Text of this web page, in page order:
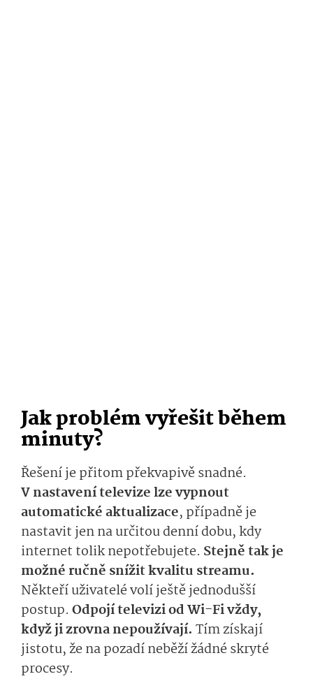
Jak problém vyřešit během
minuty?
Řešení je přitom překvapivě snadné.
V nastavení televize lze vypnout
automatické aktualizace, případně je
nastavit jen na určitou denní dobu, kdy
internet tolik nepotřebujete. Stejně tak je
možné ručně snížit kvalitu streamu.
Někteří uživatelé volí ještě jednodušší
postup. Odpojí televizi od Wi-Fi vždy,
když ji zrovna nepoužívají. Tím získají
jistotu, že na pozadí neběží žádné skryté
procesy.